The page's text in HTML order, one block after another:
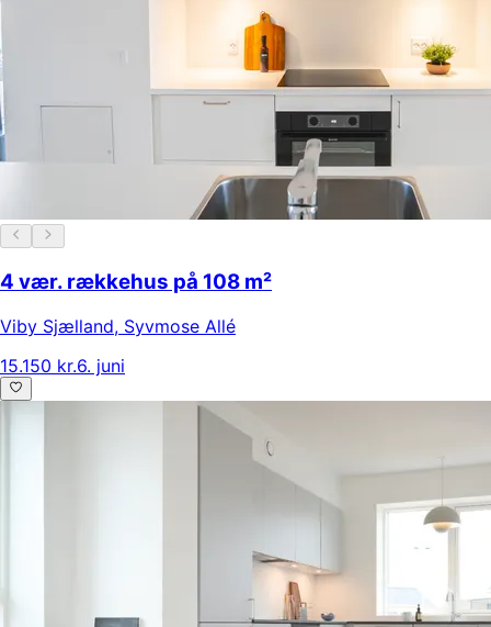
4 vær. rækkehus på 108 m²
Viby Sjælland, Syvmose Allé
15.150 kr.6. juni